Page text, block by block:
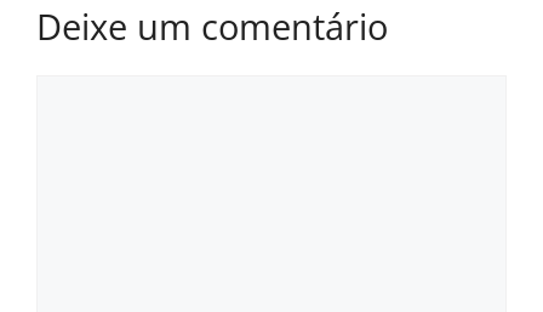
Deixe um comentário